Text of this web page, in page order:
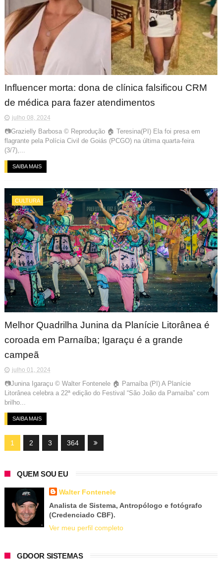
Influencer morta: dona de clínica falsificou CRM
de médica para fazer atendimentos
julho 08, 2024
📷Grazielly Barbosa © Reprodução 🏠 Teresina(PI) Ela foi presa em
flagrante pela Polícia Civil de Goiás (PCGO) na última quarta-feira
(3/7),...
SAIBA MAIS
CULTURA
Melhor Quadrilha Junina da Planície Litorânea é
coroada em Parnaíba; Igaraçu é a grande
campeã
julho 01, 2024
📷Junina Igaraçu © Walter Fontenele 🏠 Parnaíba (PI) A Planície
Litorânea celebra a 22ª edição do Festival “São João da Parnaíba” com
brilho...
SAIBA MAIS
1 2 3 364
QUEM SOU EU
Walter Fontenele
Analista de Sistema, Antropólogo e fotógrafo
(Credenciado CBF).
Ver meu perfil completo
GDOOR SISTEMAS